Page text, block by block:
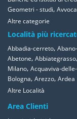
Geometri - studi,
Altre categorie
Località più
Abbadia-cerreto,
Abetone, Abbiategrasso,
Milano, Acquaviva-
Bologna, Arezzo, Ardea
Altre Località
Area Clienti